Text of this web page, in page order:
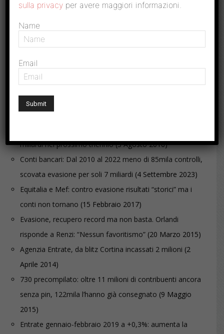
e Tares ma i comuni...
ARTICOLI CORRELATI
miliardi nel prossimo triennio(3 Agosto 2016)
Conti bancari: Dal 2010 al 2022 meno di 85mila controlli,
scovata evasione per soli 7 miliardi (4 Settembre 2023)
Equitalia e Mef: contro evasione risultati “storici” ma i
conti non tornano (15 Febbraio 2017)
Evasione, recupero record ma non basta. Orlandi
risponde a Renzi: “Nessun favoritismo” (20 Marzo 2015)
Agenzia Entrate, da blitz Cortina incassati 2 milioni (2
Aprile 2014)
730 precompilato: oltre 11 milioni di contribuenti ancora
senza pin, 122mila l’hanno già consegnato (9 Maggio
2015)
Entrate gennaio-febbraio 2019 a +0,3%: aumenta la
sulla privacy per avere maggiori informazioni.
Name
Email